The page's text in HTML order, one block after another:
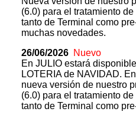
(6.0) para el tratamiento
tanto de Terminal como
muchas novedades.
26/06/2026 Nuevo
En JULIO estará
LOTERIA de NAVIDAD.
nueva versión de nuestro
(6.0) para el tratamiento
tanto de Terminal como